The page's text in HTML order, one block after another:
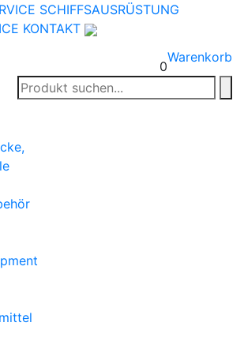
SCHIFFSAUSRÜSTUNG
KONTAKT
0
Warenkorb